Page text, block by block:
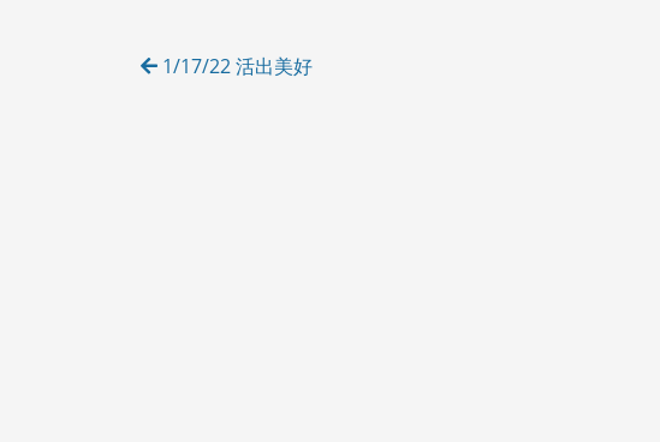
E
Post
1/17/22 活出美好